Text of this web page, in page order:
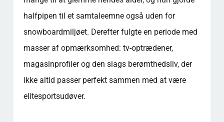
halfpipen til et samtaleemne også uden for
snowboardmiljøet. Derefter fulgte en periode med
masser af opmærksomhed: tv-optrædener,
magasinprofiler og den slags berømthedsliv, der
ikke altid passer perfekt sammen med at være
elitesportsudøver.